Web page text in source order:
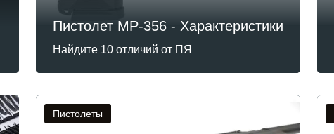
Пистолет MP-356 - Характеристики
Найдите 10 отличий от ПЯ
Пистолеты